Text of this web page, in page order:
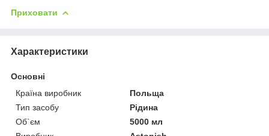
Приховати
Характеристики
Основні
Країна виробник
Польща
Тип засобу
Рідина
Об`єм
5000 мл